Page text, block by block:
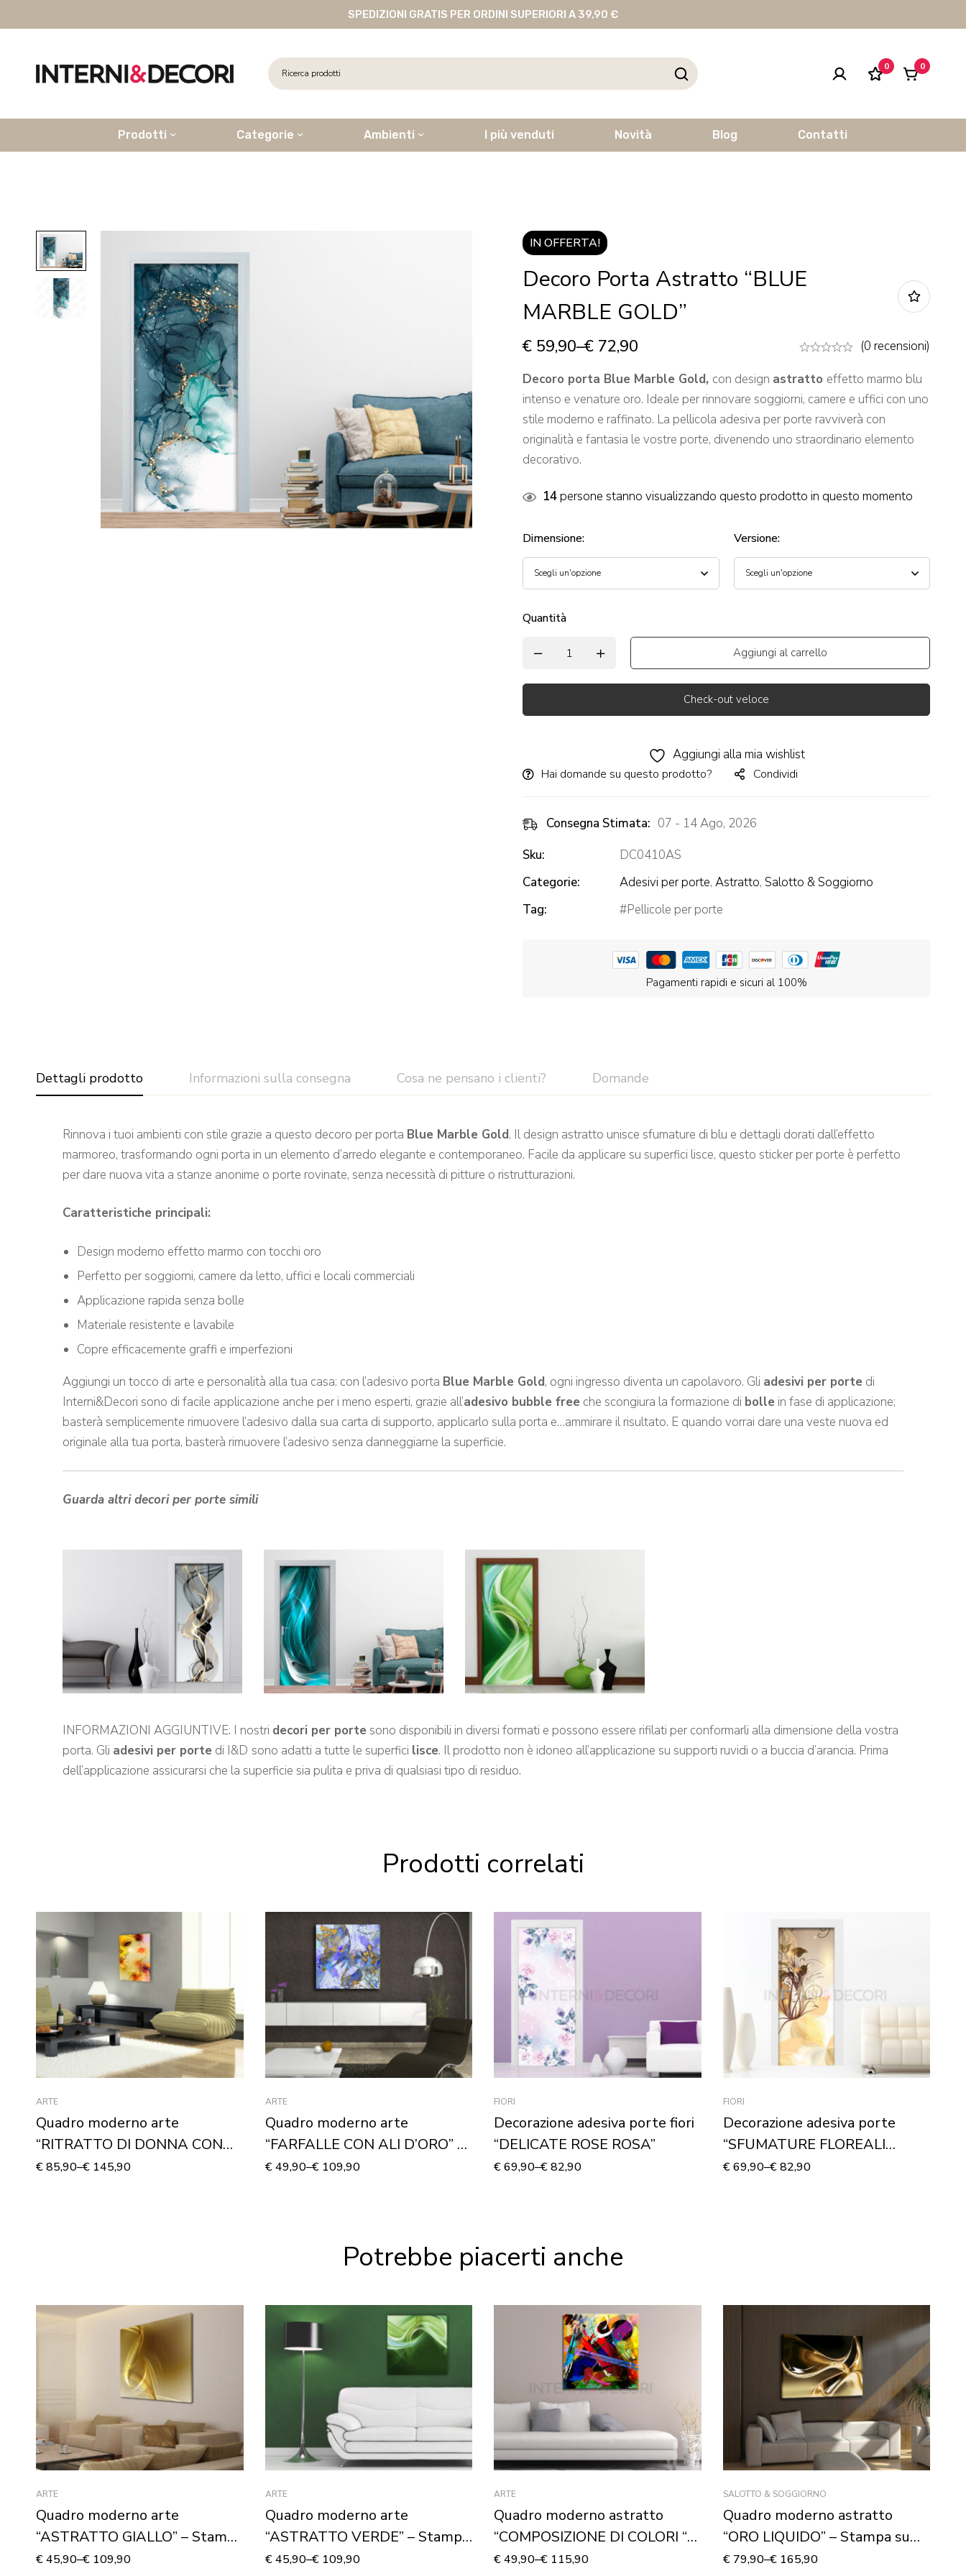
SPEDIZIONI GRATIS PER ORDINI SUPERIORI A 39,90 €
0 0
Prodotti Categorie Ambienti I più venduti Novità Blog Contatti
IN OFFERTA!
Decoro Porta Astratto “BLUE
MARBLE GOLD”
€ 59,90–€ 72,90
(0 recensioni)
Decoro porta Blue Marble Gold, con design astratto effetto marmo blu
intenso e venature oro. Ideale per rinnovare soggiorni, camere e uffici con uno
stile moderno e raffinato. La pellicola adesiva per porte ravviverà con
originalità e fantasia le vostre porte, divenendo uno straordinario elemento
decorativo.
14persone stanno visualizzando questo prodotto in questo momento
Dimensione: Versione:
Quantità
Aggiungi al carrello
Check-out veloce
Aggiungi alla mia wishlist
Hai domande su questo prodotto? Condividi
Consegna Stimata: 07 - 14 Ago, 2026
Sku:
DC0410AS
Categorie:
Adesivi per porte, Astratto, Salotto & Soggiorno
Tag:
Pellicole per porte
Pagamenti rapidi e sicuri al 100%
Dettagli prodotto Informazioni sulla consegna Cosa ne pensano i clienti? Domande
Rinnova i tuoi ambienti con stile grazie a questo decoro per porta Blue Marble Gold. Il design astratto unisce sfumature di blu e dettagli dorati dall’effetto
marmoreo, trasformando ogni porta in un elemento d’arredo elegante e contemporaneo. Facile da applicare su superfici lisce, questo sticker per porte è perfetto
per dare nuova vita a stanze anonime o porte rovinate, senza necessità di pitture o ristrutturazioni.
Caratteristiche principali:
Design moderno effetto marmo con tocchi oro
Perfetto per soggiorni, camere da letto, uffici e locali commerciali
Applicazione rapida senza bolle
Materiale resistente e lavabile
Copre efficacemente graffi e imperfezioni
Aggiungi un tocco di arte e personalità alla tua casa: con l’adesivo porta Blue Marble Gold, ogni ingresso diventa un capolavoro. Gli adesivi per porte di
Interni&Decori sono di facile applicazione anche per i meno esperti, grazie all’adesivo bubble free che scongiura la formazione di bolle in fase di applicazione;
basterà semplicemente rimuovere l’adesivo dalla sua carta di supporto, applicarlo sulla porta e…ammirare il risultato. E quando vorrai dare una veste nuova ed
originale alla tua porta, basterà rimuovere l’adesivo senza danneggiarne la superficie.
Guarda altri decori per porte simili
INFORMAZIONI AGGIUNTIVE: I nostri decori per porte sono disponibili in diversi formati e possono essere rifilati per conformarli alla dimensione della vostra
porta. Gli adesivi per porte di I&D sono adatti a tutte le superfici lisce. Il prodotto non è idoneo all’applicazione su supporti ruvidi o a buccia d’arancia. Prima
dell’applicazione assicurarsi che la superficie sia pulita e priva di qualsiasi tipo di residuo.
Prodotti correlati
ARTE
Quadro moderno arte
“RITRATTO DI DONNA CON
FIORI”
€85,90–€ 145,90
ARTE
Quadro moderno arte
“FARFALLE CON ALI D’ORO” –
Stampa su tela
€49,90–€109,90
FIORI
Decorazione adesiva porte fiori
“DELICATE ROSE ROSA”
€69,90–€82,90
FIORI
Decorazione adesiva porte
“SFUMATURE FLOREALI
COLOR AMBRA”
€69,90–€82,90
Potrebbe piacerti anche
ARTE
Quadro moderno arte
“ASTRATTO GIALLO” – Stampa
su tela
€45,90–€ 109,90
ARTE
Quadro moderno arte
“ASTRATTO VERDE” – Stampa
su tela
€45,90–€109,90
ARTE
Quadro moderno astratto
“COMPOSIZIONE DI COLORI “-
Stampa su tela
€49,90–€ 115,90
SALOTTO & SOGGIORNO
Quadro moderno astratto
“ORO LIQUIDO” – Stampa su
tela
€79,90–€165,90